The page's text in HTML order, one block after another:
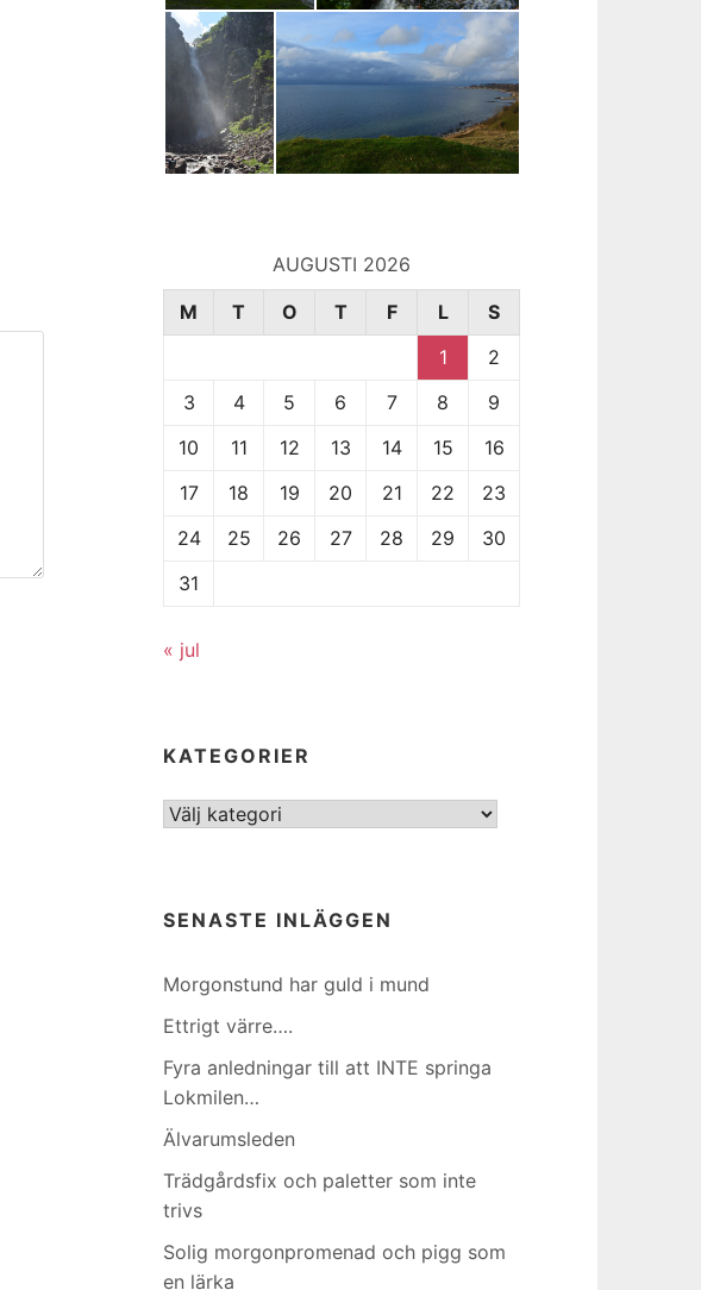
AUGUSTI 2026
M
T O T F L
S
1
2
3
4 5 6 7 8
9
10
11 12 13 14 15
16
17
18 19 20 21 22
23
24
25 26 27 28 29
30
31
« jul
KATEGORIER
Kategorier
SENASTE INLÄGGEN
Morgonstund har guld i mund
Ettrigt värre….
Fyra anledningar till att INTE springa
Lokmilen…
Älvarumsleden
Trädgårdsfix och paletter som inte
trivs
Solig morgonpromenad och pigg som
en lärka